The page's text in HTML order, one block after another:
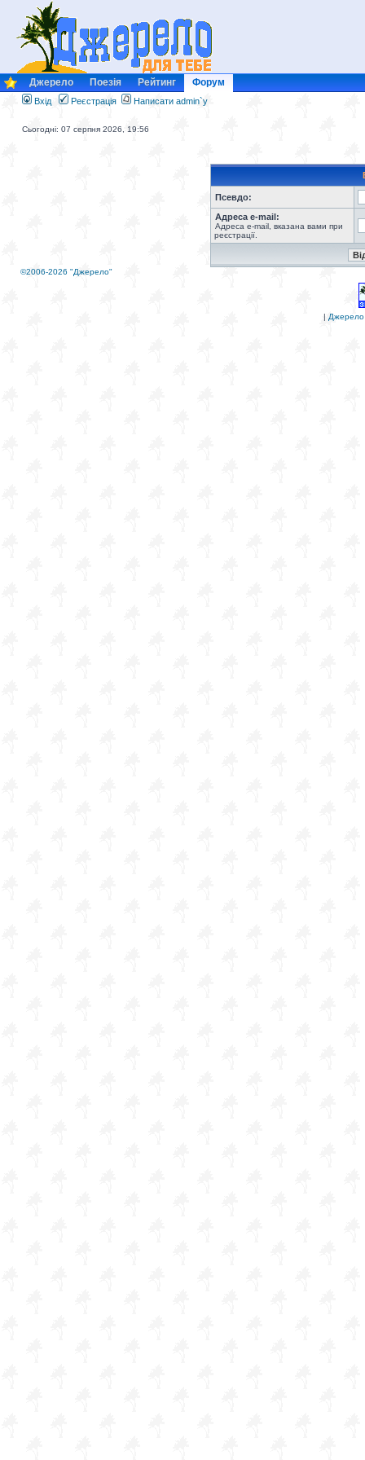
Джерело Поезія Рейтинг Форум
Вхід Реєстрація Написати admin`у
Сьогодні: 07 серпня 2026, 19:56
Псевдо:
Адреса e-mail:
Адреса e-mail, вказана вами при
реєстрації.
©2006-2026 "Джерело"
| Джерело